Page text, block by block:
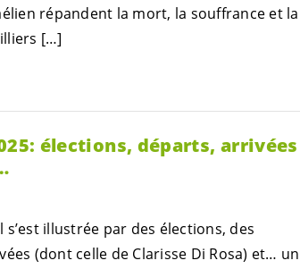
répandent la mort, la souffrance et la
[…]
élections, départs, arrivées
illustrée par des élections, des
(dont celle de Clarisse Di Rosa) et… un